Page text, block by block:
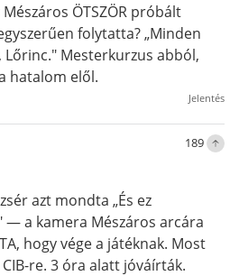
ÖTSZÖR próbált
folytatta? „Minden
Mesterkurzus abból,
hatalom elől.
Jelentés
189
azt mondta „És ez
a kamera Mészáros arcára
hogy vége a játéknak. Most
re. 3 óra alatt jóváírták.